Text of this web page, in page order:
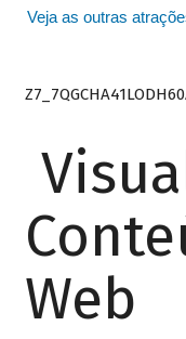
Veja as outras
Web